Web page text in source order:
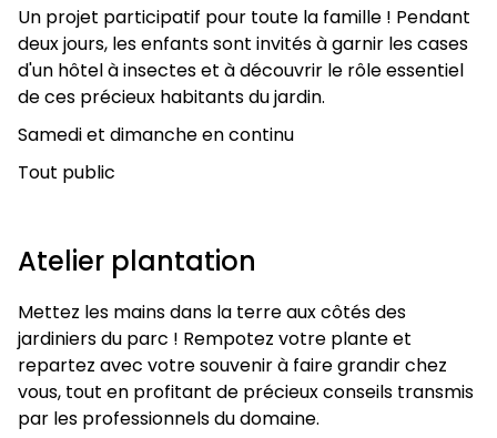
Un projet participatif pour toute la famille ! Pendant
deux jours, les enfants sont invités à garnir les cases
d'un hôtel à insectes et à découvrir le rôle essentiel
de ces précieux habitants du jardin.
Samedi et dimanche en continu
Tout public
Atelier plantation
Mettez les mains dans la terre aux côtés des
jardiniers du parc ! Rempotez votre plante et
repartez avec votre souvenir à faire grandir chez
vous, tout en profitant de précieux conseils transmis
par les professionnels du domaine.